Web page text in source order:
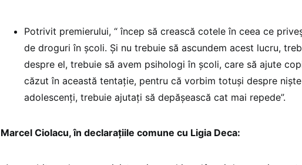
Potrivit premierului, “ încep să crească cotele în ceea ce
de droguri în școli. Și nu trebuie să ascundem acest lucru,
despre el, trebuie să avem psihologi în școli, care să ajute
căzut în această tentație, pentru că vorbim totuși despre
adolescenți, trebuie ajutați să depășească cat mai repede”.
Marcel Ciolacu, în declarațiile comune cu Ligia Deca: